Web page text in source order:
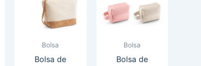
Bolsa
Bolsa de
Bolsa
Bolsa de